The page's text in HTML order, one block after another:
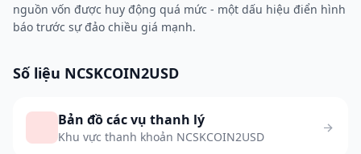
nguồn vốn được huy động quá mức - một dấu hiệu điển hình
báo trước sự đảo chiều giá mạnh.
Số liệu NCSKCOIN2USD
Bản đồ các vụ thanh lý
Khu vực thanh khoản NCSKCOIN2USD